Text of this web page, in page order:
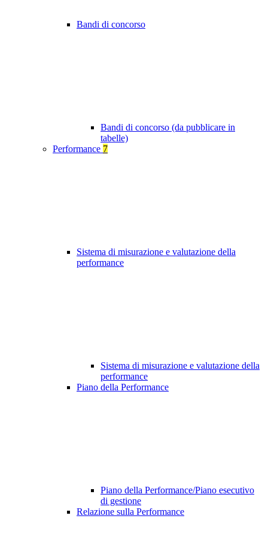
Bandi di concorso
Bandi di concorso (da pubblicare in
tabelle)
Performance 7
Sistema di misurazione e valutazione della
performance
Sistema di misurazione e valutazione della
performance
Piano della Performance
Piano della Performance/Piano esecutivo
di gestione
Relazione sulla Performance